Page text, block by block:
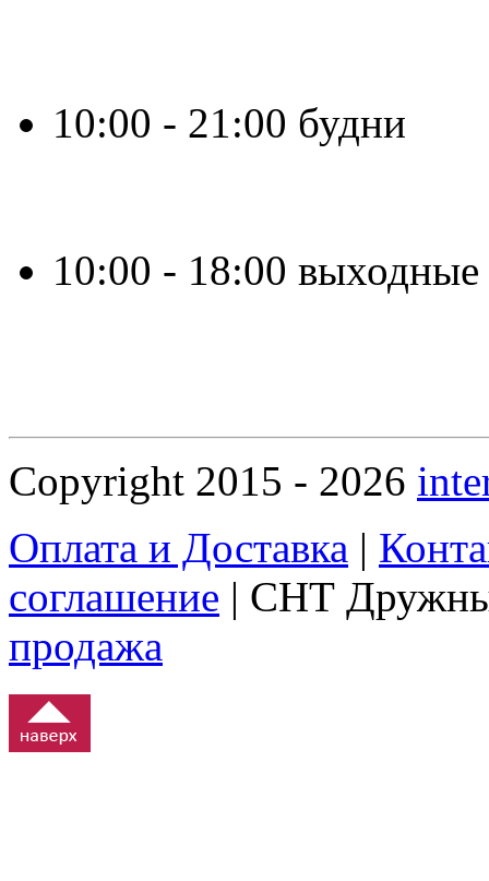
10:00 - 21:00 будни
10:00 - 18:00 выходные
Copyright 2015 - 2026
Оплата и Доставка |
соглашение | СНТ
продажа